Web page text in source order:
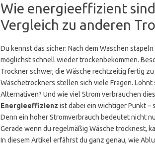
Wie energieeffizient
Vergleich zu anderen
Du kennst das sicher: Nach dem Waschen
möglichst schnell wieder trockenbekommen.
Trockner schwer, die Wäsche rechtzeitig fertig
Wäschetrockners stellen sich viele Fragen.
Alternativen? Und wie viel Strom verbrauchen
Energieeffizienz ist dabei ein wichtiger Punkt –
Denn ein hoher Stromverbrauch bedeutet nicht
Gerade wenn du regelmäßig Wäsche trocknest,
In diesem Artikel erfährst du ganz genau, wie